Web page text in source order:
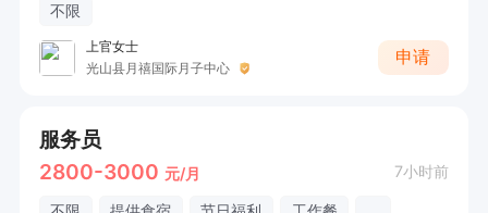
不限
上官女士
光山县月禧国际月子中心
申请
服务员
2800-3000 元/月 7小时前